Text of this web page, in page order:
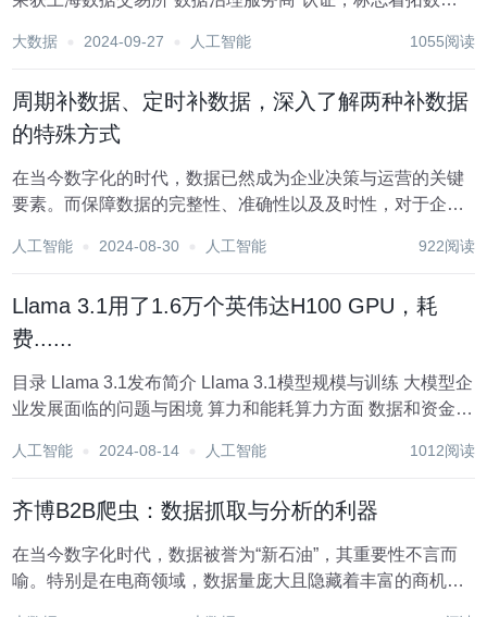
方认证的数据治理服务商。拓数派企业发展部总监吴琪代表
大数据 2024-09-27 人工智能 1055阅读
周期补数据、定时补数据，深入了解两种补数据
的特殊方式
在当今数字化的时代，数据已然成为企业决策与运营的关键
要素。而保障数据的完整性、准确性以及及时性，对于企业
据属于大数据开发和运维人员常用的运维操作手段。 周期补
人工智能 2024-08-30 人工智能 922阅读
Llama 3.1用了1.6万个英伟达H100 GPU，耗
费......
目录 Llama 3.1发布简介 Llama 3.1模型规模与训练 大模型企
业发展面临的问题与困境 算力和能耗算力方面 数据和资金方
23号，Meta 公司发布...
人工智能 2024-08-14 人工智能 1012阅读
齐博B2B爬虫：数据抓取与分析的利器
在当今数字化时代，数据被誉为“新石油”，其重要性不言而
喻。特别是在电商领域，数据量庞大且隐藏着丰富的商机，